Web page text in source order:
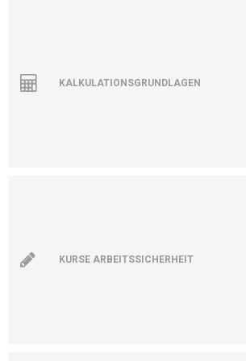
KALKULATIONSGRUNDLAGEN
KURSE ARBEITSSICHERHEIT